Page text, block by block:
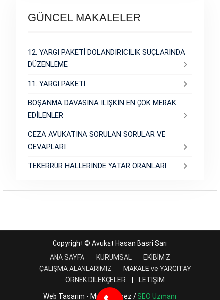
GÜNCEL MAKALELER
12. YARGI PAKETİ DOLANDIRICILIK SUÇLARINDA
DÜZENLEME
11. YARGI PAKETİ
BOŞANMA DAVASINA İLİŞKİN EN ÇOK MERAK
EDİLENLER
CEZA AVUKATINA SORULAN SORULAR VE
CEVAPLARI
TEKERRÜR HALLERİNDE YATAR ORANLARI
Copyright © Avukat Hasan Basri Sarı
ANA SAYFA
KURUMSAL
EKİBİMİZ
ÇALIŞMA ALANLARIMIZ
MAKALE ve YARGITAY
ÖRNEK DİLEKÇELER
İLETİŞİM
Web Tasarım - Murat Ölmez / SEO Uzmanı